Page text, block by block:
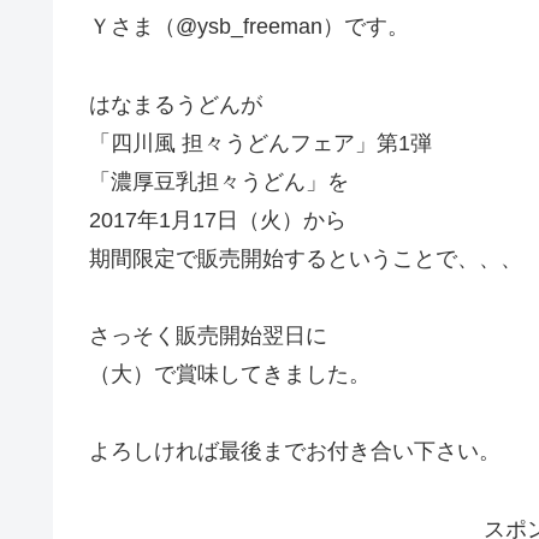
Ｙさま（@ysb_freeman）です。
はなまるうどんが
「四川風 担々うどんフェア」第1弾
「濃厚豆乳担々うどん」を
2017年1月17日（火）から
期間限定で販売開始するということで、、、
さっそく販売開始翌日に
（大）で賞味してきました。
よろしければ最後までお付き合い下さい。
スポ